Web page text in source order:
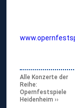
Alle Konzerte der
Reihe:
Opernfestspiele
Heidenheim